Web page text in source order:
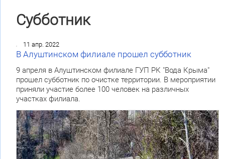
Субботник
11 апр. 2022
В Алуштинском филиале прошел субботник
9 апреля в Алуштинском филиале ГУП РК "Вода Крыма"
прошел субботник по очистке территории. В мероприятии
приняли участие более 100 человек на различных
участках филиала.